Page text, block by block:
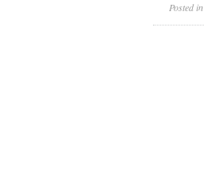
Posted in